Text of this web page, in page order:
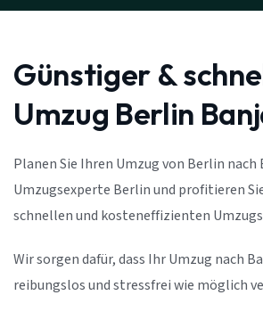
Günstiger &
Umzug Berlin
Planen Sie Ihren Umzug von Berlin nach
Umzugsexperte Berlin und profitieren
schnellen und kosteneffizienten
Wir sorgen dafür, dass Ihr Umzug nach
reibungslos und stressfrei wie möglich